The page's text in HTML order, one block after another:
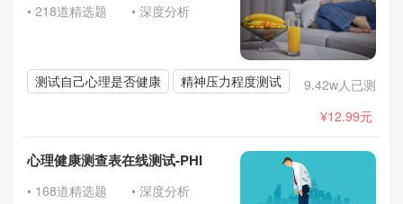
• 218道精选题 • 深度分析
测试自己心理是否健康 精神压力程度测试
9.42w人已测
¥12.99元
心理健康测查表在线测试-PHI
• 168道精选题 • 深度分析